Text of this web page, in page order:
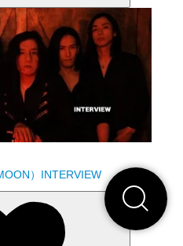
）INTERVIEW